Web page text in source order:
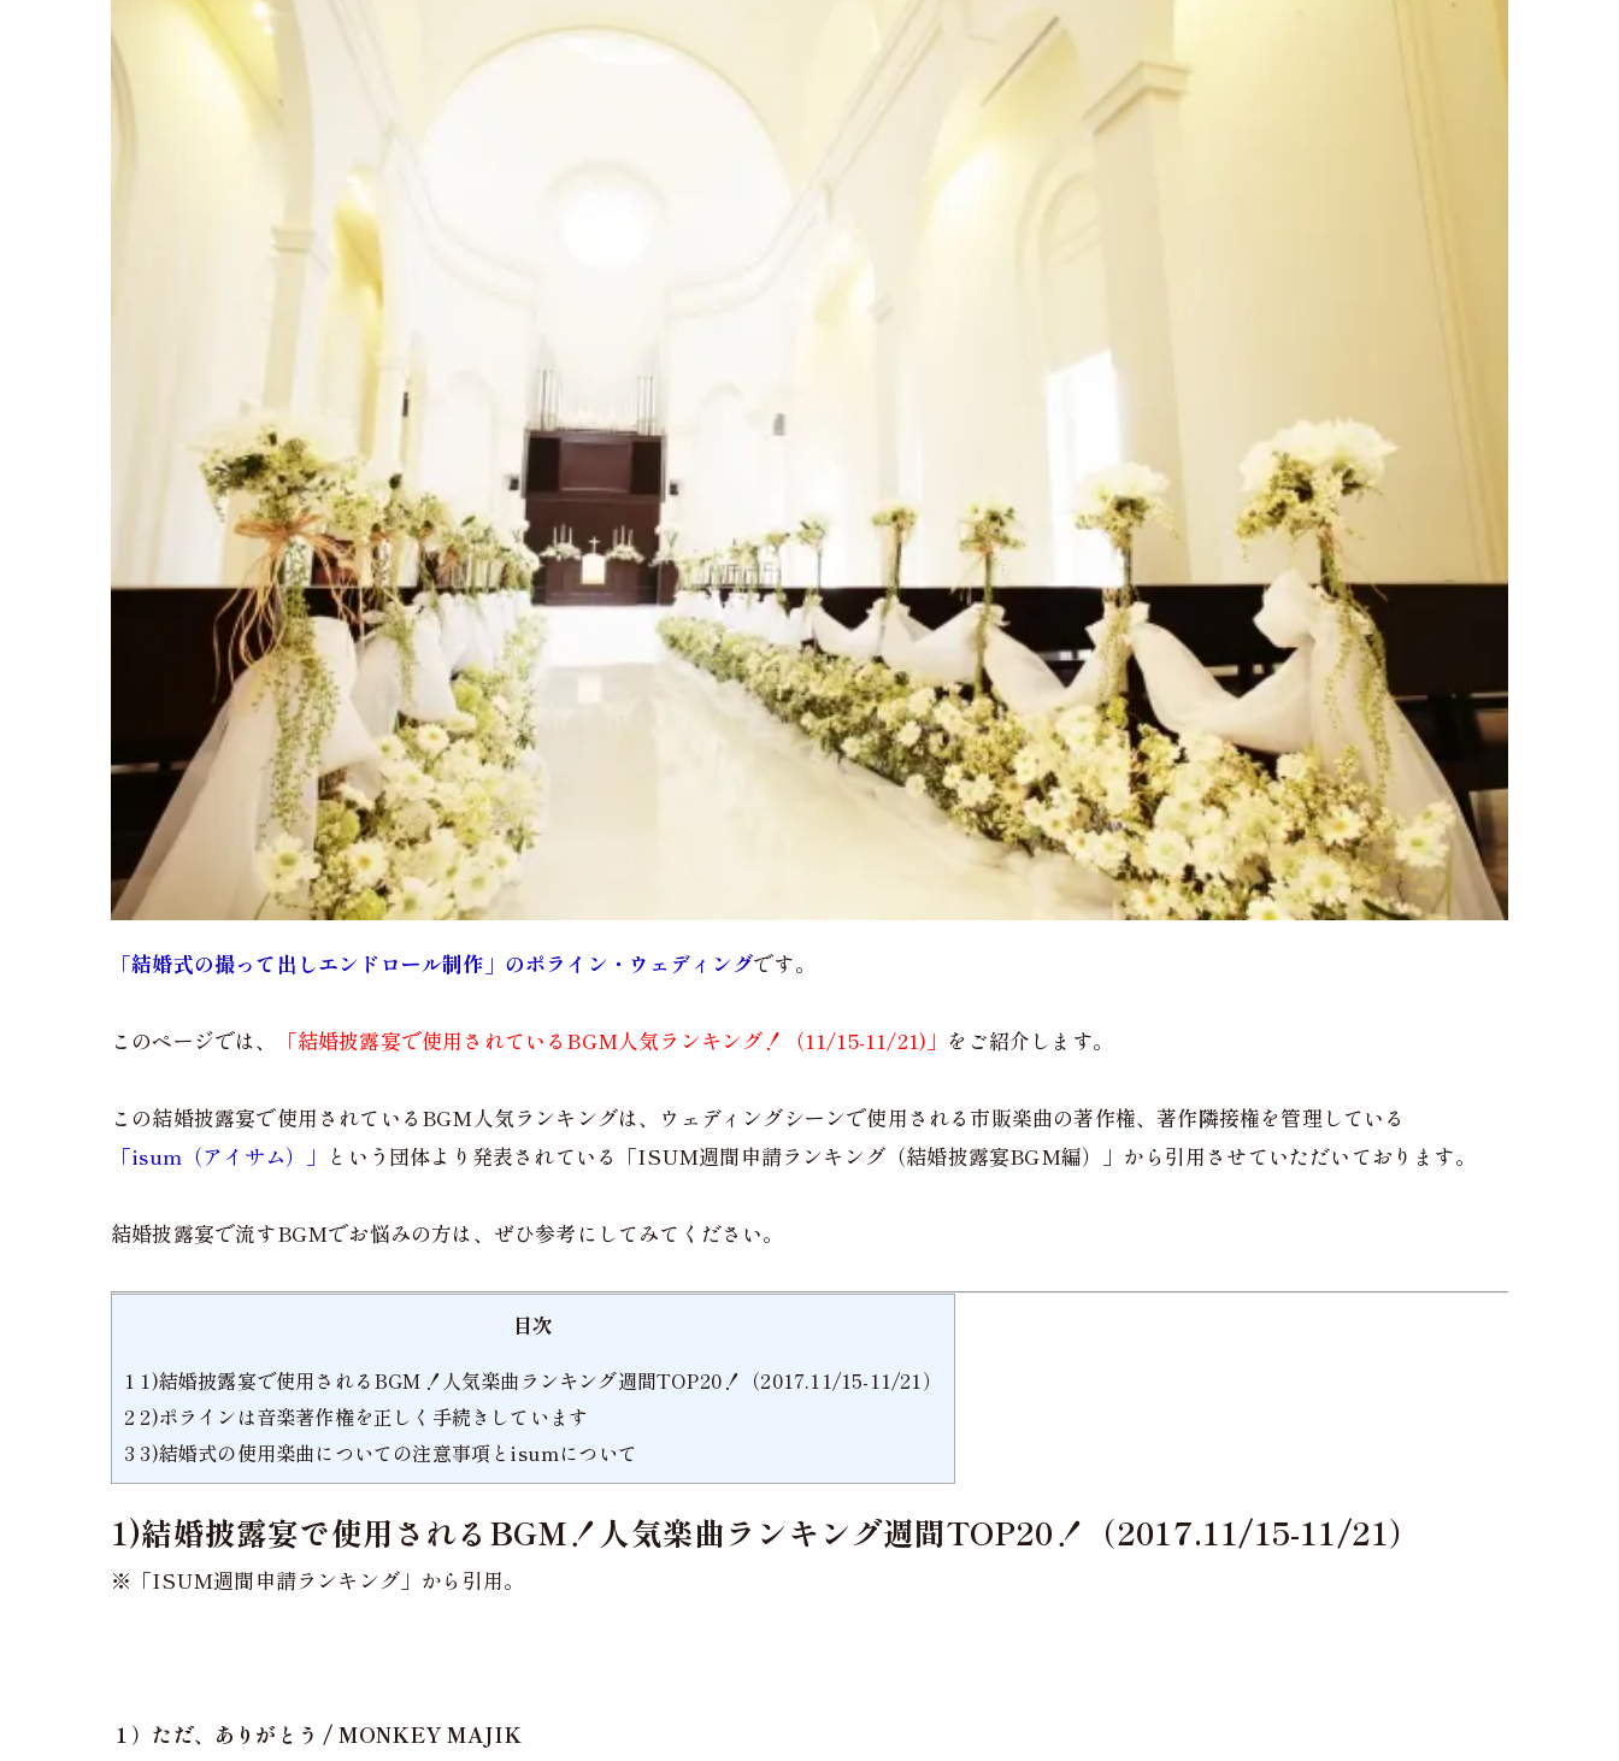
「結婚式の撮って出しエンドロール制作」のポライン・ウェディングです。
このページでは、 「結婚披露宴で使用されているBGM人気ランキング！（11/15-11/21)」 をご紹介します。
この結婚披露宴で使用されているBGM人気ランキングは、ウェディングシーンで使用される市販楽曲の著作権、著作隣接権を管理している
「isum（アイサム）」 という団体より発表されている「ISUM週間申請ランキング（結婚披露宴BGM編）」から引用させていただいております。
結婚披露宴で流すBGMでお悩みの方は、ぜひ参考にしてみてください。
目次
1 1)結婚披露宴で使用されるBGM！人気楽曲ランキング週間TOP20！（2017.11/15-11/21）
2 2)ポラインは音楽著作権を正しく手続きしています
3 3)結婚式の使用楽曲についての注意事項とisumについて
1)結婚披露宴で使用されるBGM！人気楽曲ランキング週間TOP20！（2017.11/15-11/21）
※「ISUM週間申請ランキング」から引用。
１）ただ、ありがとう / MONKEY MAJIK